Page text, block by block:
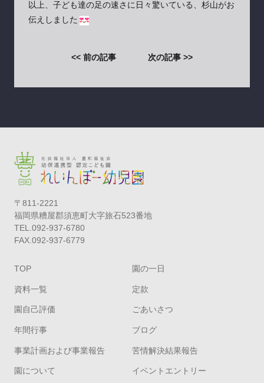
以上、子ども達の足の速さに日々驚いている、杉山がお
伝えしました
<< 前の記事 次の記事 >>
〒811-2221
福岡県糟屋郡須恵町大字旅石523番地
TEL.092-937-6780
FAX.092-937-6779
TOP 園の一日
資料一覧 定款
園自己評価 ごあいさつ
年間行事 ブログ
事業計画および事業報告 苦情解決結果報告
園について イベントエントリー